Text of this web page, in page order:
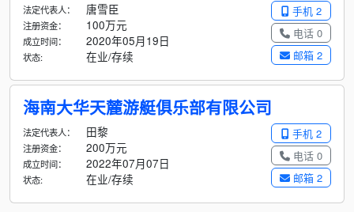
手机 2
电话 0
邮箱 2
法定代表人： 唐雪臣
注册资金： 100万元
成立时间： 2020年05月19日
状态: 在业/存续
海南大华天麓游艇俱乐部有限公司
手机 2
电话 0
邮箱 2
法定代表人： 田黎
注册资金： 200万元
成立时间： 2022年07月07日
状态: 在业/存续